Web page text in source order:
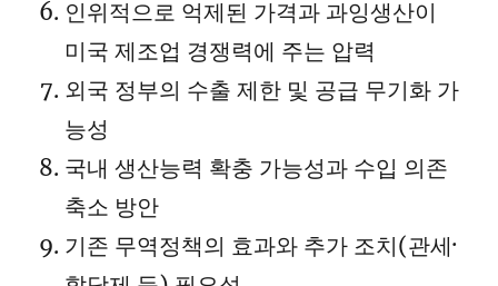
인위적으로 억제된 가격과 과잉생산이
미국 제조업 경쟁력에 주는 압력
외국 정부의 수출 제한 및 공급 무기화 가
능성
국내 생산능력 확충 가능성과 수입 의존
축소 방안
기존 무역정책의 효과와 추가 조치(관세·